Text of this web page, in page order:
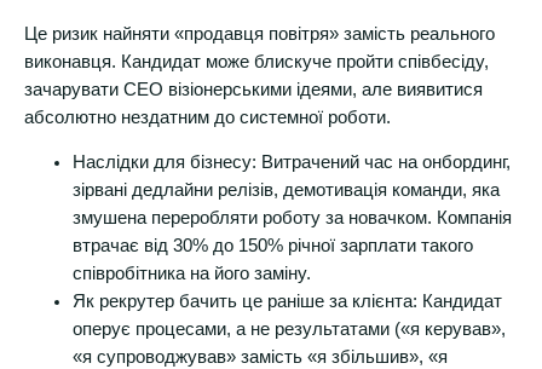
Це ризик найняти «продавця повітря» замість реального
виконавця. Кандидат може блискуче пройти співбесіду,
зачарувати СЕО візіонерськими ідеями, але виявитися
абсолютно нездатним до системної роботи.
Наслідки для бізнесу: Витрачений час на онбординг,
зірвані дедлайни релізів, демотивація команди, яка
змушена переробляти роботу за новачком. Компанія
втрачає від 30% до 150% річної зарплати такого
співробітника на його заміну.
Як рекрутер бачить це раніше за клієнта: Кандидат
оперує процесами, а не результатами («я керував»,
«я супроводжував» замість «я збільшив», «я